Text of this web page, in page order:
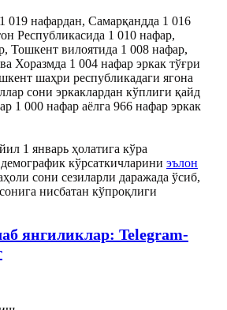
019 нафардан, Самарқандда 1 016
Республикасида 1 010 нафар,
Тошкент вилоятида 1 008 нафар,
Хоразмда 1 004 нафар эркак тўғри
шаҳри республикадаги ягона
сони эркаклардан кўплиги қайд
1 000 нафар аёлга 966 нафар эркак
1 январь ҳолатига кўра
кўрсаткичларини эълон
сони сезиларли даражада ўсиб,
нисбатан кўпроқлиги
янгиликлар: Telegram-